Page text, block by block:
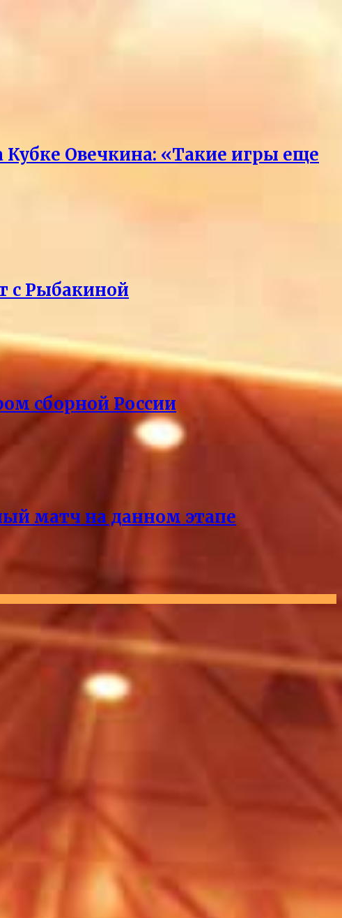
Овечкина: «Такие игры еще
с Рыбакиной
сборной России
матч на данном этапе